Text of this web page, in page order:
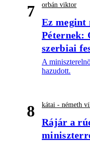
7 orbán viktor
Ez megint
Péternek:
szerbiai
A
hazudott.
8 kátai - németh
Rájár a